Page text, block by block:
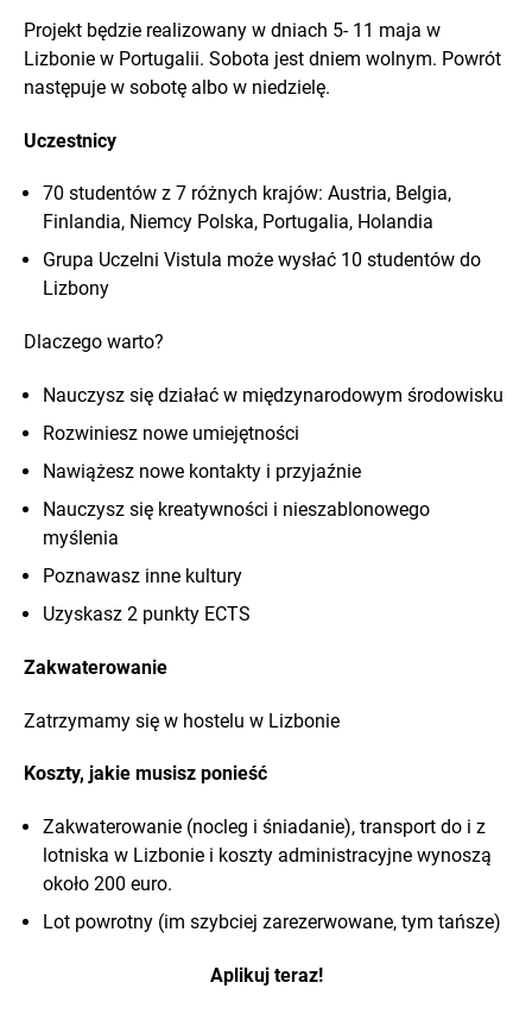
Projekt będzie realizowany w dniach 5- 11 maja w
Lizbonie w Portugalii. Sobota jest dniem wolnym. Powrót
następuje w sobotę albo w niedzielę.
Uczestnicy
70 studentów z 7 różnych krajów: Austria, Belgia,
Finlandia, Niemcy Polska, Portugalia, Holandia
Grupa Uczelni Vistula może wysłać 10 studentów do
Lizbony
Dlaczego warto?
Nauczysz się działać w międzynarodowym środowisku
Rozwiniesz nowe umiejętności
Nawiążesz nowe kontakty i przyjaźnie
Nauczysz się kreatywności i nieszablonowego
myślenia
Poznawasz inne kultury
Uzyskasz 2 punkty ECTS
Zakwaterowanie
Zatrzymamy się w hostelu w Lizbonie
Koszty, jakie musisz ponieść
Zakwaterowanie (nocleg i śniadanie), transport do i z
lotniska w Lizbonie i koszty administracyjne wynoszą
około 200 euro.
Lot powrotny (im szybciej zarezerwowane, tym tańsze)
Aplikuj teraz!